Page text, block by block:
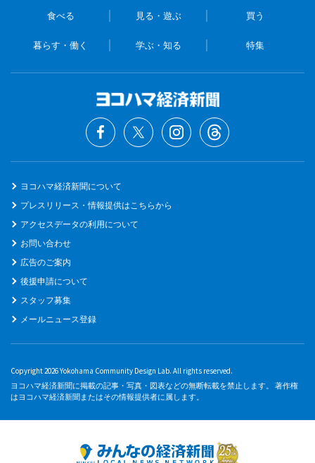
食べる 見る・遊ぶ 買う
暮らす・働く 学ぶ・知る 特集
ヨコハマ経済新聞について
プレスリリース・情報提供はこちらから
アクセスデータの利用について
お問い合わせ
広告のご案内
後援申請について
スタッフ募集
メールニュース登録
Copyright 2026 Yokohama Community Design Lab. All rights reserved.
ヨコハマ経済新聞に掲載の記事・写真・図表などの無断転載を禁止します。 著作権
はヨコハマ経済新聞またはその情報提供者に属します。